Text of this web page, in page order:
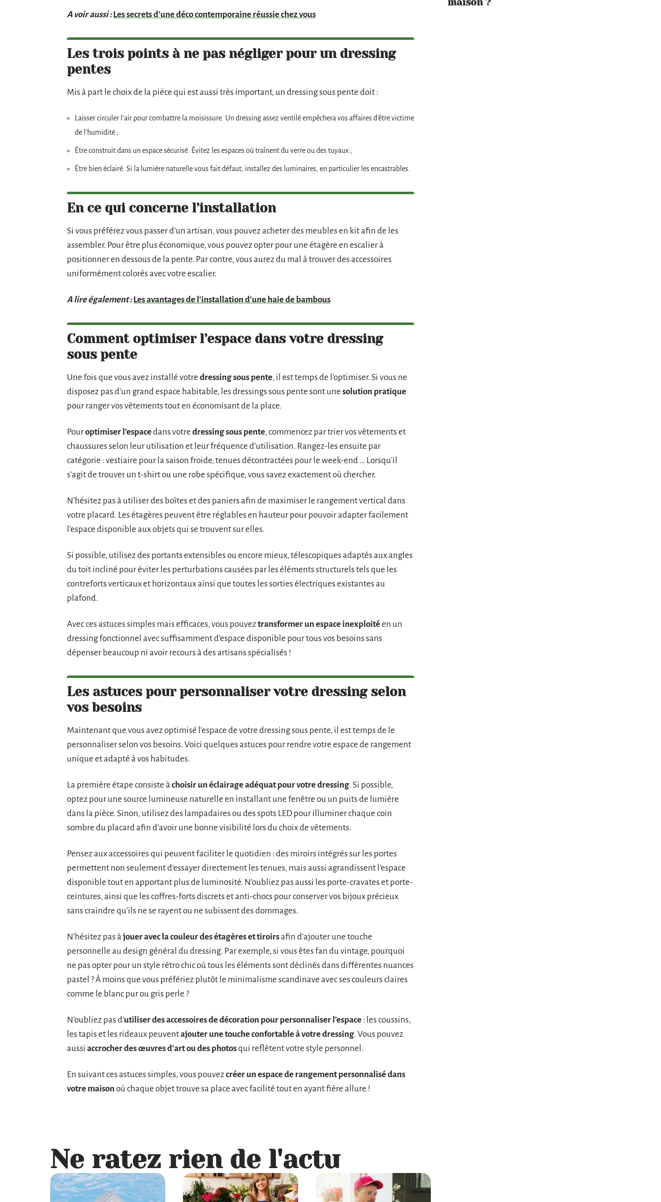
A voir aussi : Les secrets d'une déco contemporaine réussie chez vous
Les trois points à ne pas négliger pour un dressing
pentes
Mis à part le choix de la pièce qui est aussi très important, un dressing sous pente doit :
Laisser circuler l’air pour combattre la moisissure. Un dressing assez ventilé empêchera vos affaires d’être victime
de l’humidité ;
Être construit dans un espace sécurisé. Évitez les espaces où traînent du verre ou des tuyaux ;
Être bien éclairé. Si la lumière naturelle vous fait défaut, installez des luminaires, en particulier les encastrables.
En ce qui concerne l’installation
Si vous préférez vous passer d’un artisan, vous pouvez acheter des meubles en kit afin de les
assembler. Pour être plus économique, vous pouvez opter pour une étagère en escalier à
positionner en dessous de la pente. Par contre, vous aurez du mal à trouver des accessoires
uniformément colorés avec votre escalier.
A lire également : Les avantages de l'installation d'une haie de bambous
Comment optimiser l’espace dans votre dressing
sous pente
Une fois que vous avez installé votre dressing sous pente, il est temps de l’optimiser. Si vous ne
disposez pas d’un grand espace habitable, les dressings sous pente sont une solution pratique
pour ranger vos vêtements tout en économisant de la place.
Pouroptimiser l’espacedans votre dressing sous pente, commencez par trier vos vêtements et
chaussures selon leur utilisation et leur fréquence d’utilisation. Rangez-les ensuite par
catégorie : vestiaire pour la saison froide, tenues décontractées pour le week-end … Lorsqu’il
s’agit de trouver un t-shirt ou une robe spécifique, vous savez exactement où chercher.
N’hésitez pas à utiliser des boîtes et des paniers afin de maximiser le rangement vertical dans
votre placard. Les étagères peuvent être réglables en hauteur pour pouvoir adapter facilement
l’espace disponible aux objets qui se trouvent sur elles.
Si possible, utilisez des portants extensibles ou encore mieux, télescopiques adaptés aux angles
du toit incliné pour éviter les perturbations causées par les éléments structurels tels que les
contreforts verticaux et horizontaux ainsi que toutes les sorties électriques existantes au
plafond.
Avec ces astuces simples mais efficaces, vous pouveztransformer un espace inexploitéen un
dressing fonctionnel avec suffisamment d’espace disponible pour tous vos besoins sans
dépenser beaucoup ni avoir recours à des artisans spécialisés !
Les astuces pour personnaliser votre dressing selon
vos besoins
Maintenant que vous avez optimisé l’espace de votre dressing sous pente, il est temps de le
personnaliser selon vos besoins. Voici quelques astuces pour rendre votre espace de rangement
unique et adapté à vos habitudes.
La première étape consiste à choisir un éclairage adéquat pour votre dressing. Si possible,
optez pour une source lumineuse naturelle en installant une fenêtre ou un puits de lumière
dans la pièce. Sinon, utilisez des lampadaires ou des spots LED pour illuminer chaque coin
sombre du placard afin d’avoir une bonne visibilité lors du choix de vêtements.
Pensez aux accessoires qui peuvent faciliter le quotidien : des miroirs intégrés sur les portes
permettent non seulement d’essayer directement les tenues, mais aussi agrandissent l’espace
disponible tout en apportant plus de luminosité. N’oubliez pas aussi les porte-cravates et porte-
ceintures, ainsi que les coffres-forts discrets et anti-chocs pour conserver vos bijoux précieux
sans craindre qu’ils ne se rayent ou ne subissent des dommages.
N’hésitez pas à jouer avec la couleur des étagères et tiroirsafin d’ajouter une touche
personnelle au design général du dressing. Par exemple, si vous êtes fan du vintage, pourquoi
ne pas opter pour un style rétro chic où tous les éléments sont déclinés dans différentes nuances
pastel ? À moins que vous préfériez plutôt le minimalisme scandinave avec ses couleurs claires
comme le blanc pur ou gris perle ?
N’oubliez pas d’utiliser des accessoires de décoration pour personnaliser l’espace : les coussins,
les tapis et les rideaux peuventajouter une touche confortable à votre dressing. Vous pouvez
aussi accrocher des œuvres d’art ou des photosqui reflètent votre style personnel.
En suivant ces astuces simples, vous pouvezcréer un espace de rangement personnalisé dans
votre maison où chaque objet trouve sa place avec facilité tout en ayant fière allure !
Ne ratez rien de l'actu